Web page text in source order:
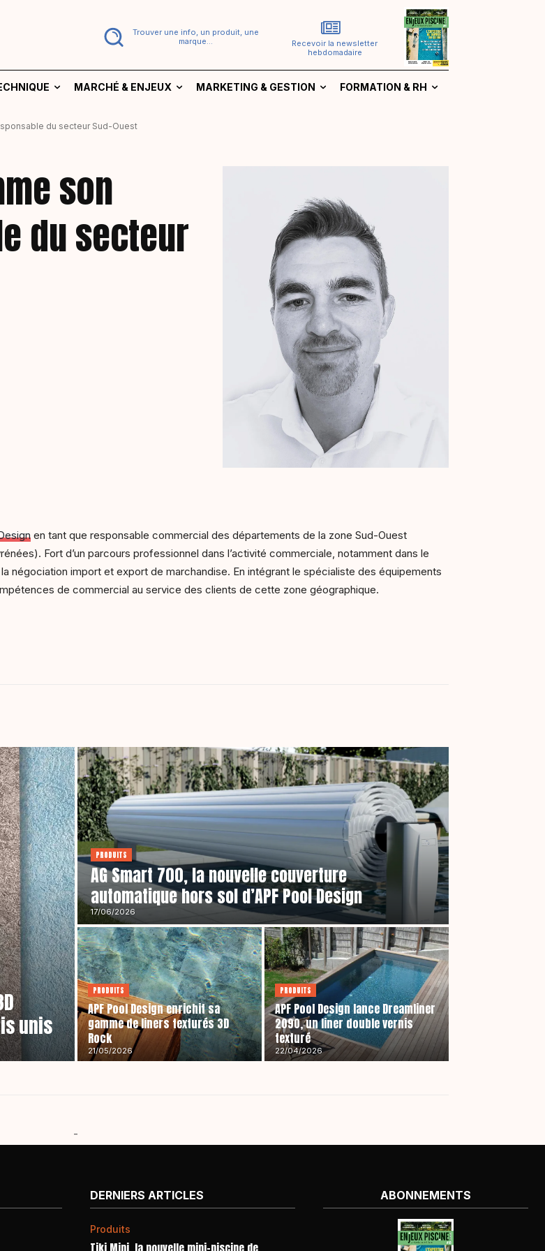
Trouver une info, un produit, une
marque...
Recevoir la newsletter
hebdomadaire
MARCHÉ & ENJEUX MARKETING & GESTION FORMATION & RH
du secteur Sud-Ouest
son
du secteur
en tant que responsable commercial des départements de la zone Sud-Ouest
Fort d’un parcours professionnel dans l’activité commerciale, notamment dans le
négociation import et export de marchandise. En intégrant le spécialiste des équipements
de commercial au service des clients de cette zone géographique.
unis
PRODUITS
AG Smart 700, la nouvelle couverture
automatique hors sol d’APF Pool Design
17/06/2026
PRODUITS
APF Pool Design enrichit sa
gamme de liners texturés 3D
Rock
21/05/2026
PRODUITS
APF Pool Design lance Dreamliner
2090, un liner double vernis
texturé
22/04/2026
-
DERNIERS ARTICLES
Produits
ABONNEMENTS